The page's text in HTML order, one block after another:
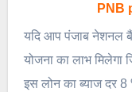
PNB
यदि आप पंजाब नेशनल
योजना का लाभ
इस लोन का ब्याज दर